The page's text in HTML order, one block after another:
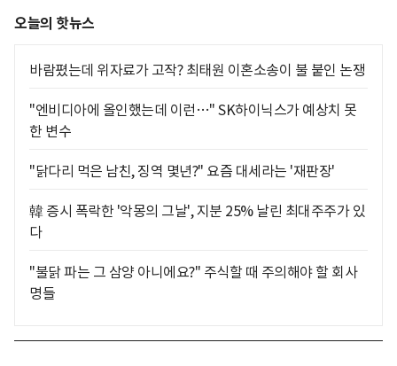
오늘의 핫뉴스
바람폈는데 위자료가 고작? 최태원 이혼소송이 불 붙인 논쟁
"엔비디아에 올인했는데 이런…" SK하이닉스가 예상치 못
한 변수
"닭다리 먹은 남친, 징역 몇년?" 요즘 대세라는 '재판장'
韓 증시 폭락한 '악몽의 그날', 지분 25% 날린 최대주주가 있
다
"불닭 파는 그 삼양 아니에요?" 주식할 때 주의해야 할 회사
명들